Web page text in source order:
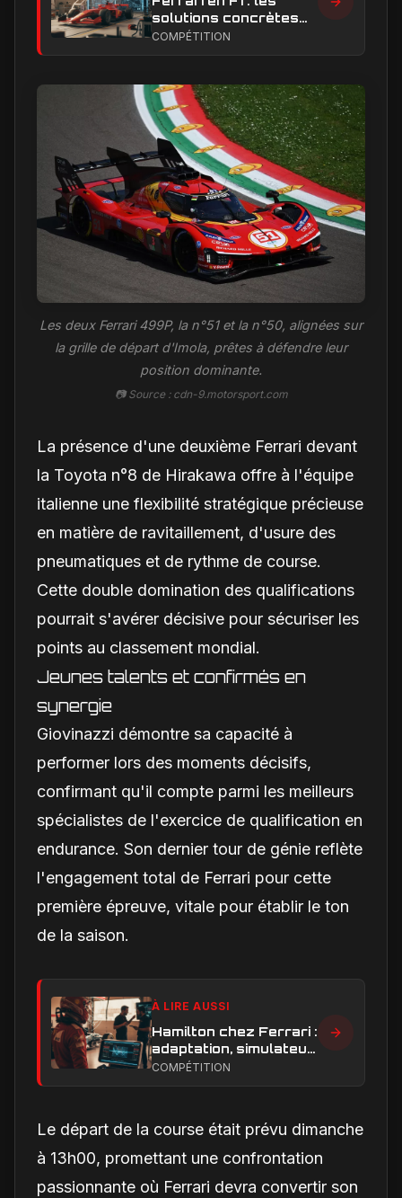
solutions concrètes
pour combler son
COMPÉTITION
Les deux Ferrari 499P, la n°51 et la n°50, alignées sur
la grille de départ d'Imola, prêtes à défendre leur
position dominante.
📷 Source : cdn-9.motorsport.com
La présence d'une deuxième Ferrari devant
la Toyota n°8 de Hirakawa offre à l'équipe
italienne une flexibilité stratégique précieuse
en matière de ravitaillement, d'usure des
pneumatiques et de rythme de course.
Cette double domination des qualifications
pourrait s'avérer décisive pour sécuriser les
points au classement mondial.
Jeunes talents et confirmés en
synergie
Giovinazzi démontre sa capacité à
performer lors des moments décisifs,
confirmant qu'il compte parmi les meilleurs
spécialistes de l'exercice de qualification en
endurance. Son dernier tour de génie reflète
l'engagement total de Ferrari pour cette
première épreuve, vitale pour établir le ton
de la saison.
À LIRE AUSSI
Hamilton chez Ferrari :
adaptation, simulateur
et critiques, ce qui
COMPÉTITION
Le départ de la course était prévu dimanche
à 13h00, promettant une confrontation
passionnante où Ferrari devra convertir son